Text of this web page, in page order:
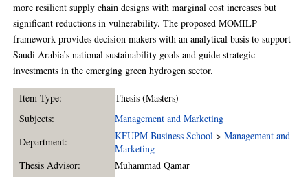
more resilient supply chain designs with marginal cost increases but
significant reductions in vulnerability. The proposed MOMILP
framework provides decision makers with an analytical basis to support
Saudi Arabia’s national sustainability goals and guide strategic
investments in the emerging green hydrogen sector.
Item Type:
Thesis (Masters)
Subjects:
Management and Marketing
Department:
KFUPM Business School >Management and
Marketing
Thesis Advisor:
Muhammad Qamar